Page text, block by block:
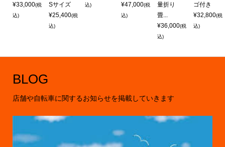
¥33,000(税
込)
Sサイズ
¥25,400(税
込)
込)
¥47,000(税
込)
量折り
畳...
¥36,000(税
込)
ゴ付き
¥32,800(税
込)
BLOG
店舗や自転車に関するお知らせを掲載していきます